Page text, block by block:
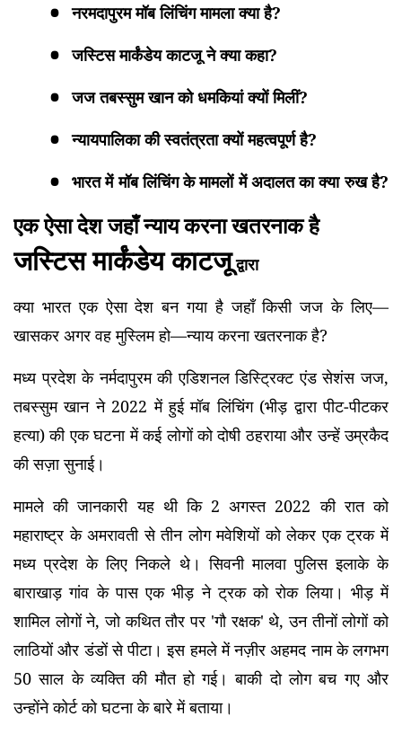
नरमदापुरम मॉब लिंचिंग मामला क्या है?
जस्टिस मार्कंडेय काटजू ने क्या कहा?
जज तबस्सुम खान को धमकियां क्यों मिलीं?
न्यायपालिका की स्वतंत्रता क्यों महत्वपूर्ण है?
भारत में मॉब लिंचिंग के मामलों में अदालत का क्या रुख है?
एक ऐसा देश जहाँ न्याय करना खतरनाक है
जस्टिस मार्कंडेय काटजूद्वारा
क्या भारत एक ऐसा देश बन गया है जहाँ किसी जज के लिए—
खासकर अगर वह मुस्लिम हो—न्याय करना खतरनाक है?
मध्य प्रदेश के नर्मदापुरम की एडिशनल डिस्ट्रिक्ट एंड सेशंस जज,
तबस्सुम खान ने 2022 में हुई मॉब लिंचिंग (भीड़ द्वारा पीट-पीटकर
हत्या) की एक घटना में कई लोगों को दोषी ठहराया और उन्हें उम्रकैद
की सज़ा सुनाई।
मामले की जानकारी यह थी कि 2 अगस्त 2022 की रात को
महाराष्ट्र के अमरावती से तीन लोग मवेशियों को लेकर एक ट्रक में
मध्य प्रदेश के लिए निकले थे। सिवनी मालवा पुलिस इलाके के
बाराखाड़ गांव के पास एक भीड़ ने ट्रक को रोक लिया। भीड़ में
शामिल लोगों ने, जो कथित तौर पर 'गौ रक्षक' थे, उन तीनों लोगों को
लाठियों और डंडों से पीटा। इस हमले में नज़ीर अहमद नाम के लगभग
50 साल के व्यक्ति की मौत हो गई। बाकी दो लोग बच गए और
उन्होंने कोर्ट को घटना के बारे में बताया।